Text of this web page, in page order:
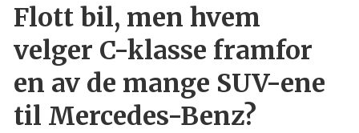
Flott bil, men hvem
velger C-klasse framfor
en av de mange SUV-ene
til Mercedes-Benz?